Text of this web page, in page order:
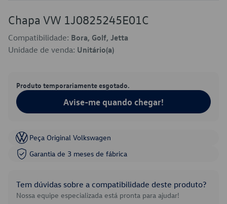
Chapa VW 1J0825245E01C
Compatibilidade: Bora, Golf, Jetta
Unidade de venda: Unitário(a)
Produto temporariamente esgotado.
Avise-me quando chegar!
Peça Original Volkswagen
Garantia de 3 meses de fábrica
Tem dúvidas sobre a compatibilidade deste produto?
Nossa equipe especializada está pronta para ajudar!